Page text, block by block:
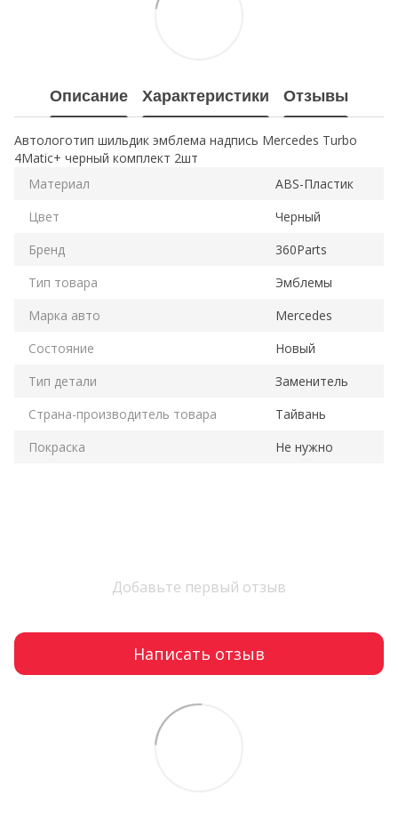
Описание Характеристики Отзывы
Автологотип шильдик эмблема надпись Mercedes Turbo
4Matic+ черный комплект 2шт
Материал
ABS-Пластик
Цвет
Черный
Бренд
360Parts
Тип товара
Эмблемы
Марка авто
Mercedes
Состояние
Новый
Тип детали
Заменитель
Страна-производитель товара
Тайвань
Покраска
Не нужно
Добавьте первый отзыв
Написать отзыв